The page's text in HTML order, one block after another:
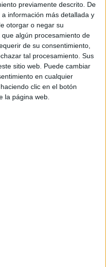
previamente descrito. De
información más detallada y
otorgar o negar su
que algún procesamiento de
de su consentimiento,
tal procesamiento. Sus
sitio web. Puede cambiar
en cualquier
clic en el botón
la página web.
ensueño hace de esta
preciosista, emotiva, casi
o la intensidad que
el fragor de las batallas.
aunque con cuota
un toque de aquél El
supuso un taquillazo
(interpretado por Cosmo